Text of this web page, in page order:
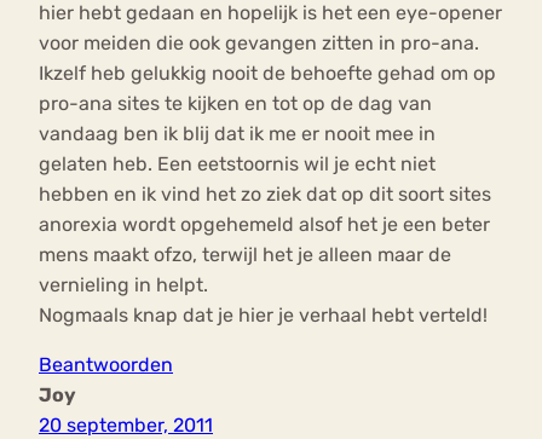
hier hebt gedaan en hopelijk is het een eye-opener
voor meiden die ook gevangen zitten in pro-ana.
Ikzelf heb gelukkig nooit de behoefte gehad om op
pro-ana sites te kijken en tot op de dag van
vandaag ben ik blij dat ik me er nooit mee in
gelaten heb. Een eetstoornis wil je echt niet
hebben en ik vind het zo ziek dat op dit soort sites
anorexia wordt opgehemeld alsof het je een beter
mens maakt ofzo, terwijl het je alleen maar de
vernieling in helpt.
Nogmaals knap dat je hier je verhaal hebt verteld!
Beantwoorden
Joy
20 september, 2011